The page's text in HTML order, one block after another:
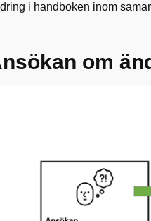
i handboken inom
om